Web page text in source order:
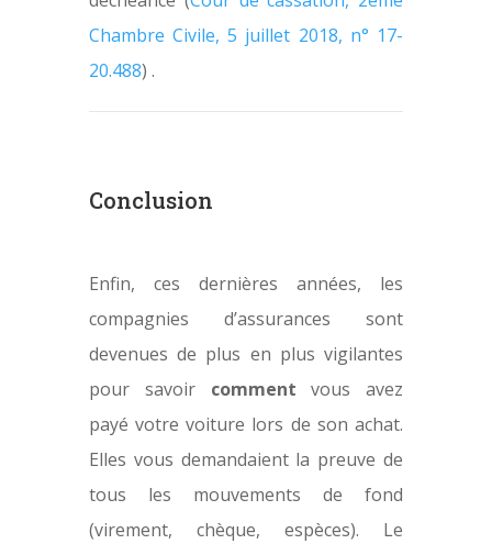
Chambre Civile, 5 juillet 2018, n° 17-
20.488) .
Conclusion
Enfin, ces dernières années, les
compagnies d’assurances sont
devenues de plus en plus vigilantes
pour savoir comment vous avez
payé votre voiture lors de son achat.
Elles vous demandaient la preuve de
tous les mouvements de fond
(virement, chèque, espèces). Le